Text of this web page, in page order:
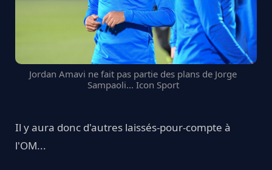
Jordan Amavi ne fait pas partie des plans de Jorge
Sampaoli... Icon Sport
Il y aura donc d'autres laissés-pour-compte à
l'OM...